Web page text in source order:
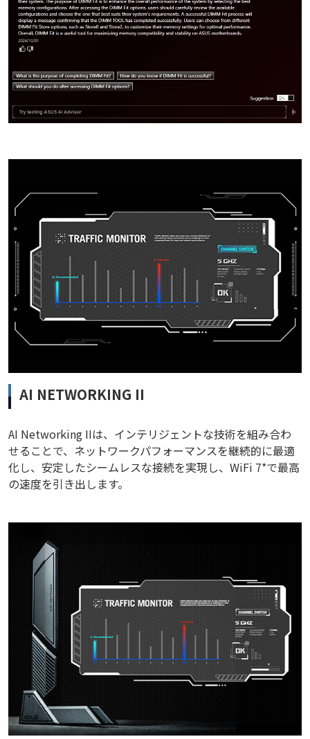
AI NETWORKING II
AI Networking IIは、インテリジェントな技術を組み合わ
せることで、ネットワークパフォーマンスを継続的に最適
化し、安定したシームレスな接続を実現し、WiFi 7*で最高
の速度を引き出します。